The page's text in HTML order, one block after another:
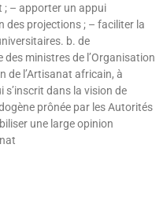
; – apporter un appui
des projections ; – faciliter la
b. de
des ministres de l’Organisation
de l’Artisanat africain, à
s’inscrit dans la vision de
prônée par les Autorités
une large opinion